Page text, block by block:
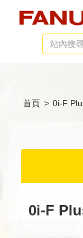
首頁 > 0i-F
0i-F